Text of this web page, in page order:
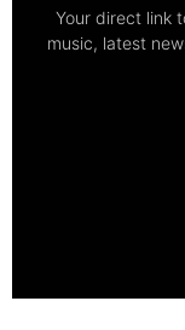
Your direct link
music, latest